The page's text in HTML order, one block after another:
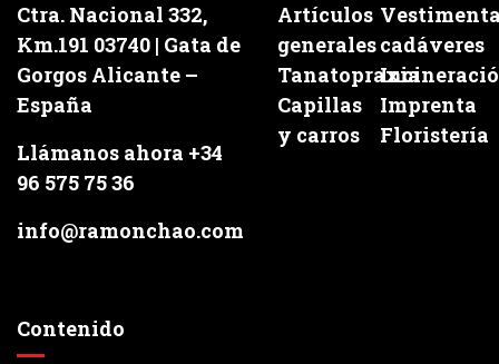
Ctra. Nacional 332,
Km.191 03740 | Gata de
Gorgos Alicante –
España
Llámanos ahora +34
96 575 75 36
info@ramonchao.com
Artículos
generalescadáveres
Tanatopraxia
Capillas
y carros
Imprenta
Floristería
Contenido